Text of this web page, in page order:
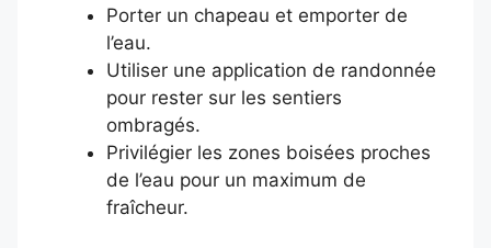
Porter un chapeau et emporter de
l’eau.
Utiliser une application de randonnée
pour rester sur les sentiers
ombragés.
Privilégier les zones boisées proches
de l’eau pour un maximum de
fraîcheur.